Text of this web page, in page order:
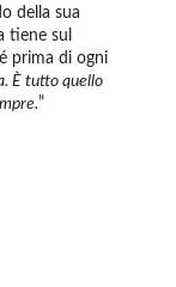
della sua
tiene sul
prima di ogni
È tutto quello
”